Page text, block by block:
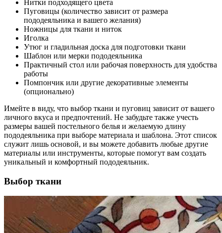
Нитки подходящего цвета
Пуговицы (количество зависит от размера
пододеяльника и вашего желания)
Ножницы для ткани и ниток
Иголка
Утюг и гладильная доска для подготовки ткани
Шаблон или мерки пододеяльника
Практичный стол или рабочая поверхность для удобства
работы
Помпончик или другие декоративные элементы
(опционально)
Имейте в виду, что выбор ткани и пуговиц зависит от вашего
личного вкуса и предпочтений. Не забудьте также учесть
размеры вашей постельного белья и желаемую длину
пододеяльника при выборе материала и шаблона. Этот список
служит лишь основой, и вы можете добавить любые другие
материалы или инструменты, которые помогут вам создать
уникальный и комфортный пододеяльник.
Выбор ткани